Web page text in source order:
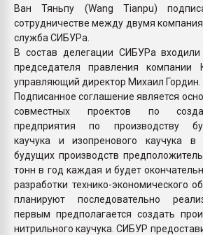
Ван Тяньпу (Wang Tianpu)
сотрудничестве между двумя
служба СИБУРа.
В состав делегации СИБУРа входили
председателя правления
управляющий директор Михаил Гордин.
Подписанное соглашение является
совместных проектов по
предприятия по производству
каучука и изопренового каучука
будущих производств
тонн в год каждая и будет
разработки технико-экономического
планируют последовательно
первым предполагается создать
нитрильного каучука. СИБУР